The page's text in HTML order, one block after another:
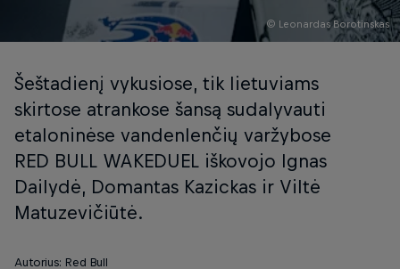
© Leonardas Borotinskas
Šeštadienį vykusiose, tik lietuviams
skirtose atrankose šansą sudalyvauti
etaloninėse vandenlenčių varžybose
RED BULL WAKEDUEL iškovojo Ignas
Dailydė, Domantas Kazickas ir Viltė
Matuzevičiūtė.
Autorius: Red Bull